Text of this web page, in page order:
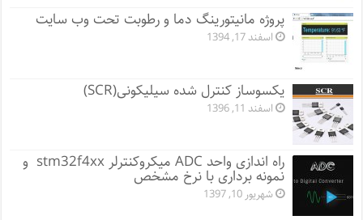
پروژه مانيتورينگ دما و رطوبت تحت وب سایت
اسفند 17, 1394
یکسوساز کنترل شده سیلیکونی(SCR)
اسفند 11, 1396
راه اندازی واحد ADC میکروکنترلر stm32f4xx و
نمونه برداری با نرخ مشخص
شهریور 10, 1397